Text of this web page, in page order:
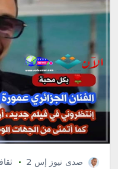
صدى نيوز إس 2